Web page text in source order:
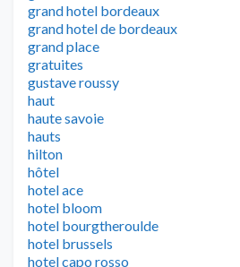
grand hotel bordeaux
grand hotel de bordeaux
grand place
gratuites
gustave roussy
haut
haute savoie
hauts
hilton
hôtel
hotel ace
hotel bloom
hotel bourgtheroulde
hotel brussels
hotel capo rosso